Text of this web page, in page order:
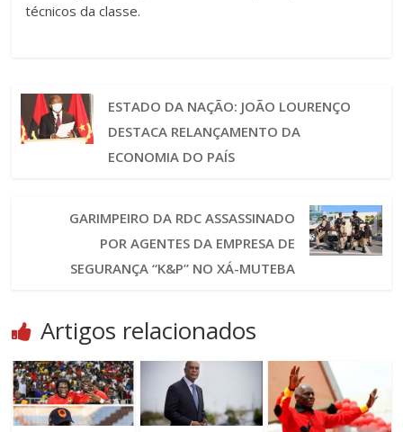
técnicos da classe.
ESTADO DA NAÇÃO: JOÃO LOURENÇO
DESTACA RELANÇAMENTO DA
ECONOMIA DO PAÍS
GARIMPEIRO DA RDC ASSASSINADO
POR AGENTES DA EMPRESA DE
SEGURANÇA “K&P” NO XÁ-MUTEBA
Artigos relacionados